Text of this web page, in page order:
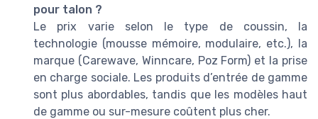
pour talon ?
Le prix varie selon le type de coussin, la
technologie (mousse mémoire, modulaire, etc.), la
marque (Carewave, Winncare, Poz Form) et la prise
en charge sociale. Les produits d’entrée de gamme
sont plus abordables, tandis que les modèles haut
de gamme ou sur-mesure coûtent plus cher.